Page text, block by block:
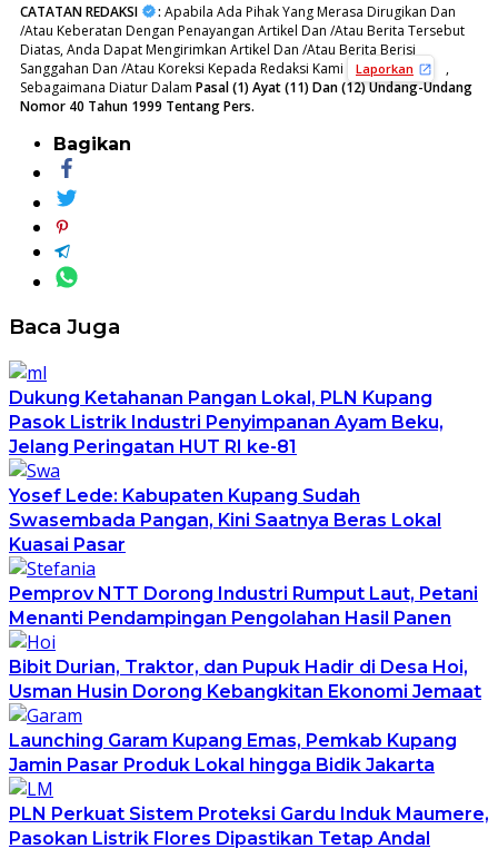
CATATAN REDAKSI : Apabila Ada Pihak Yang Merasa Dirugikan Dan
/Atau Keberatan Dengan Penayangan Artikel Dan /Atau Berita Tersebut
Diatas, Anda Dapat Mengirimkan Artikel Dan /Atau Berita Berisi
Sanggahan Dan /Atau Koreksi Kepada Redaksi Kami
Laporkan
,
Sebagaimana Diatur Dalam Pasal (1) Ayat (11) Dan (12) Undang-Undang
Nomor 40 Tahun 1999 Tentang Pers.
Bagikan
Baca Juga
Dukung Ketahanan Pangan Lokal, PLN Kupang
Pasok Listrik Industri Penyimpanan Ayam Beku,
Jelang Peringatan HUT RI ke-81
Yosef Lede: Kabupaten Kupang Sudah
Swasembada Pangan, Kini Saatnya Beras Lokal
Kuasai Pasar
Pemprov NTT Dorong Industri Rumput Laut, Petani
Menanti Pendampingan Pengolahan Hasil Panen
Bibit Durian, Traktor, dan Pupuk Hadir di Desa Hoi,
Usman Husin Dorong Kebangkitan Ekonomi Jemaat
Launching Garam Kupang Emas, Pemkab Kupang
Jamin Pasar Produk Lokal hingga Bidik Jakarta
PLN Perkuat Sistem Proteksi Gardu Induk Maumere,
Pasokan Listrik Flores Dipastikan Tetap Andal